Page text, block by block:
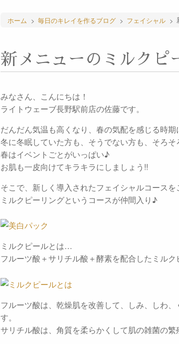
ホーム > 毎日のキレイを作るブログ > フェイシャル >
新メニューのミルクピ
みなさん、こんにちは！
ライトウェーブ長野駅前店の佐藤です。
だんだん気温も高くなり、春の気配を感じる時期
冬に冬眠していた方も、そうでない方も、そろ
春はイベントごとがいっぱい♪
お肌も一皮向けてキラキラにしましょう!!
そこで、新しく導入されたフェイシャルコースを
ミルクピーリングというコースが仲間入り♪
ミルクピールとは…
フルーツ酸＋サリチル酸＋酵素を配合したミルク
フルーツ酸は、乾燥肌を改善して、しみ、しわ
す。
サリチル酸は、角質を柔らかくして肌の雑菌の繁